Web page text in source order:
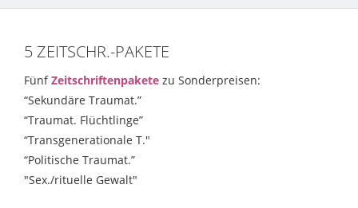
5 ZEITSCHR.-PAKETE
FünfZeitschriftenpakete zu Sonderpreisen:
“Sekundäre Traumat.”
“Traumat. Flüchtlinge”
“Transgenerationale T."
“Politische Traumat.”
"Sex./rituelle Gewalt"